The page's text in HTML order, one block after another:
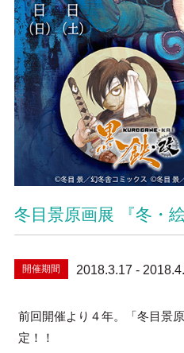
冬目景原画展 『冬・
開催期間 2018.3.17 -
前回開催より４年。「冬目景
定！！